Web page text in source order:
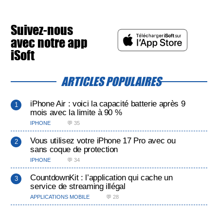
Suivez-nous
avec notre app
iSoft
ARTICLES POPULAIRES
iPhone Air : voici la capacité batterie après 9
mois avec la limite à 90 %
IPHONE 💬 35
Vous utilisez votre iPhone 17 Pro avec ou
sans coque de protection
IPHONE 💬 34
CountdownKit : l’application qui cache un
service de streaming illégal
APPLICATIONS MOBILE 💬 28